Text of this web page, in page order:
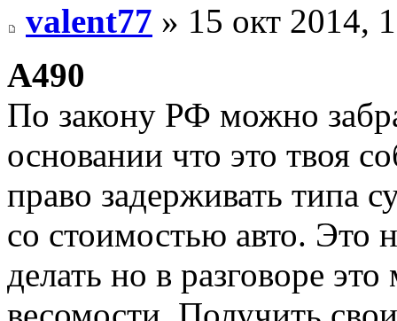
valent77 » 15 окт 2014,
А490
По закону РФ можно
основании что это твоя
право задерживать типа
со стоимостью авто. Это
делать но в разговоре